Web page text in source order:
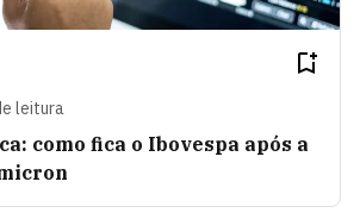
leitura
como fica o Ibovespa após a